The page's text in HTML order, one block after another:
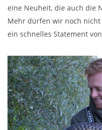
eine Neuheit, die auch die
Mehr dürfen wir noch
ein schnelles Statement